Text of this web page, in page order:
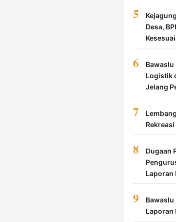
5
Desa,
6
Logistik
Jelang
7
8
Dugaan
Laporan
9
Bawaslu
Laporan